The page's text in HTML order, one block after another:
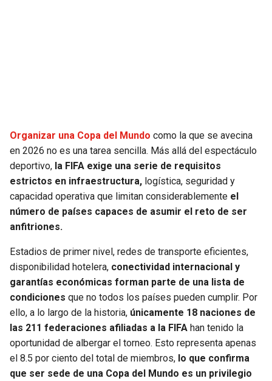
LIONS
PACKERS
VIKINGS
FALCONS
PANTHERS
SAINTS
BUCCANEERS
NUGGETS
TIMBERWOLVES
THUNDER
TRAIL BLAZERS
JAZZ
Organizar una Copa del Mundo como la que se avecina
en 2026 no es una tarea sencilla. Más allá del espectáculo
deportivo, la FIFA exige una serie de requisitos
estrictos en infraestructura, logística, seguridad y
capacidad operativa que limitan considerablemente el
número de países capaces de asumir el reto de ser
anfitriones.
Estadios de primer nivel, redes de transporte eficientes,
disponibilidad hotelera, conectividad internacional y
garantías económicas forman parte de una lista de
condiciones que no todos los países pueden cumplir. Por
ello, a lo largo de la historia, únicamente 18 naciones de
las 211 federaciones afiliadas a la FIFA han tenido la
oportunidad de albergar el torneo. Esto representa apenas
el 8.5 por ciento del total de miembros, lo que confirma
que ser sede de una Copa del Mundo es un privilegio